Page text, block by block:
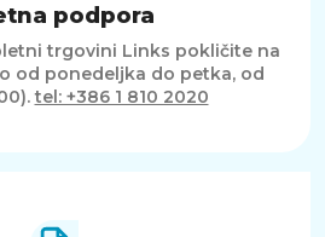
podpora
trgovini Links pokličite na
od ponedeljka do petka, od
tel: +386 1 810 2020